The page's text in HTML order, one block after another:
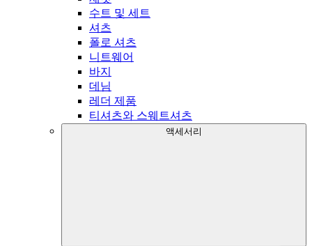
수트 및 세트
셔츠
폴로 셔츠
니트웨어
바지
데님
레더 제품
티셔츠와 스웨트셔츠
액세서리